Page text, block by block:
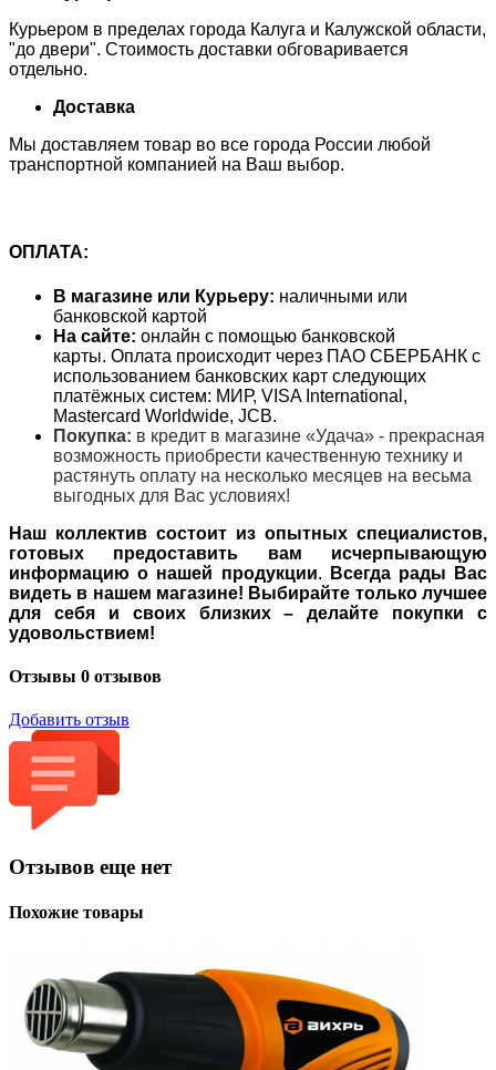
Курьером в пределах города Калуга и Калужской области,
"до двери". Стоимость доставки обговаривается
отдельно.
Доставка
Мы доставляем товар во все города России любой
транспортной компанией на Ваш выбор.
ОПЛАТА:
В магазине или Курьеру: наличными или
банковской картой
На сайте: онлайн с помощью банковской
карты. Оплата происходит через ПАО СБЕРБАНК с
использованием банковских карт следующих
платёжных систем: МИР, VISA International,
Mastercard Worldwide, JCB.
Покупка: в кредит в магазине «Удача» - прекрасная
возможность приобрести качественную технику и
растянуть оплату на несколько месяцев на весьма
выгодных для Вас условиях!
Наш коллектив состоит из опытных специалистов,
готовых предоставить вам исчерпывающую
информацию о нашей продукции.
Всегда рады Вас
видеть в нашем магазине! Выбирайте только лучшее
для себя и своих близких – делайте покупки с
удовольствием!
Отзывы 0 отзывов
Добавить отзыв
Отзывов еще нет
Похожие товары